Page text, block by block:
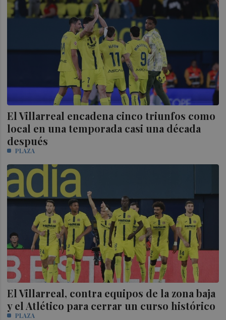
El Villarreal encadena cinco triunfos como
local en una temporada casi una década
después
PLAZA
El Villarreal, contra equipos de la zona baja
y el Atlético para cerrar un curso histórico
PLAZA